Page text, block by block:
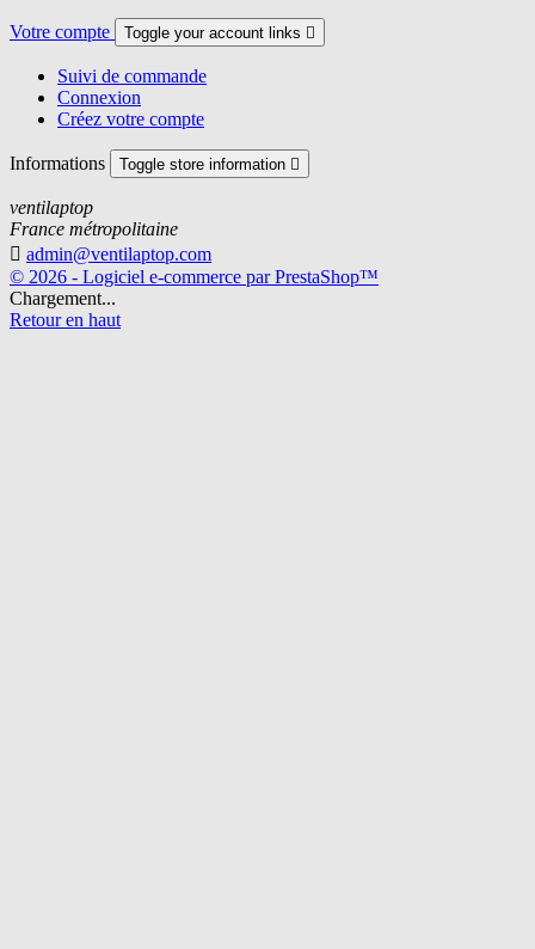
Votre compte Toggle your account links 
Suivi de commande
Connexion
Créez votre compte
Informations Toggle store information 
ventilaptop
France métropolitaine
 admin@ventilaptop.com
© 2026 - Logiciel e-commerce par PrestaShop™
Chargement...
Retour en haut